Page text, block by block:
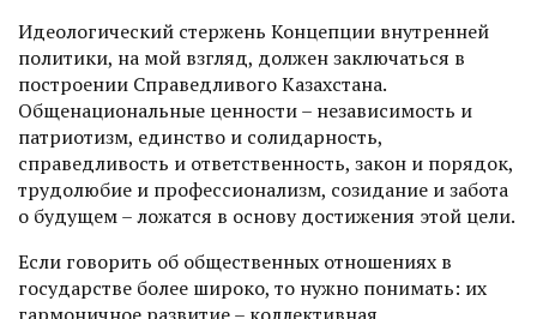
Идеологический стержень Концепции внутренней
политики, на мой взгляд, должен заключаться в
построе­нии Справедливого Казахстана.
Общенациональные ценности – независимость и
патриотизм, единство и солидарность,
справедливость и ответственность, закон и порядок,
трудолюбие и профессионализм, созидание и забота
о будущем – ложатся в основу достижения этой цели.
Если говорить об общественных отношениях в
государстве более широко, то нужно понимать: их